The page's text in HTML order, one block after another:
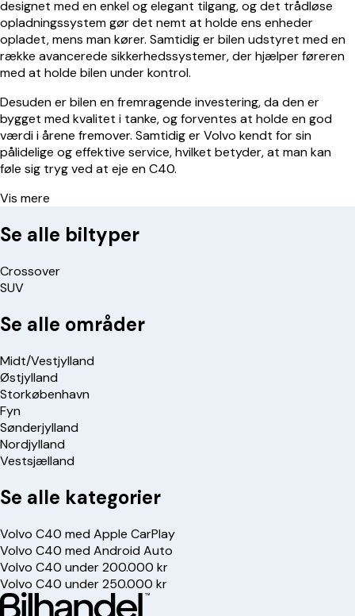
designet med en enkel og elegant tilgang, og det trådløse
opladningssystem gør det nemt at holde ens enheder
opladet, mens man kører. Samtidig er bilen udstyret med en
række avancerede sikkerhedssystemer, der hjælper føreren
med at holde bilen under kontrol.
Desuden er bilen en fremragende investering, da den er
bygget med kvalitet i tanke, og forventes at holde en god
værdi i årene fremover. Samtidig er Volvo kendt for sin
pålidelige og effektive service, hvilket betyder, at man kan
føle sig tryg ved at eje en C40.
Vis mere
Se alle biltyper
Crossover
SUV
Se alle områder
Midt/Vestjylland
Østjylland
Storkøbenhavn
Fyn
Sønderjylland
Nordjylland
Vestsjælland
Se alle kategorier
Volvo C40 med Apple CarPlay
Volvo C40 med Android Auto
Volvo C40 under 200.000 kr
Volvo C40 under 250.000 kr